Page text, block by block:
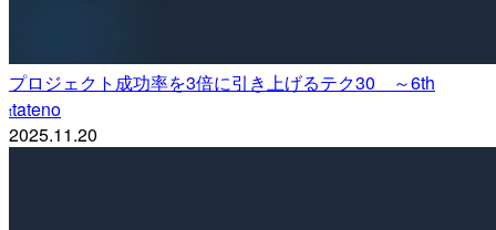
プロジェクト成功率を3倍に引き上げるテク30 ～6th
ttateno
2025.11.20